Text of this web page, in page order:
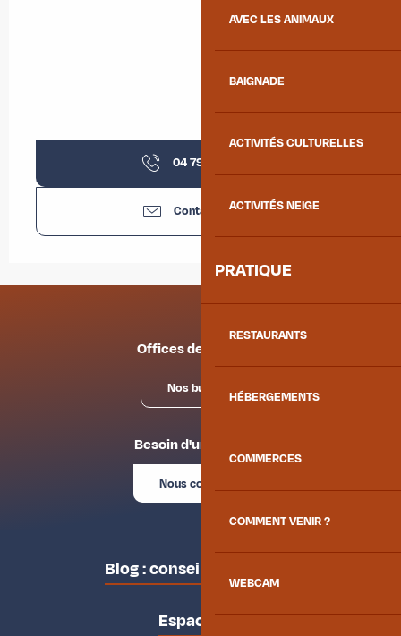
AVEC LES ANIMAUX
BAIGNADE
ACTIVITÉS CULTURELLES
ACTIVITÉS NEIGE
PRATIQUE
RESTAURANTS
HÉBERGEMENTS
COMMERCES
COMMENT VENIR ?
WEBCAM
04 79 59 30
Contactez-nous
Offices de tourisme
Nos bureaux
Besoin d'un conseil ?
Nous contacter
Blog : conseils des locaux
Espace pro